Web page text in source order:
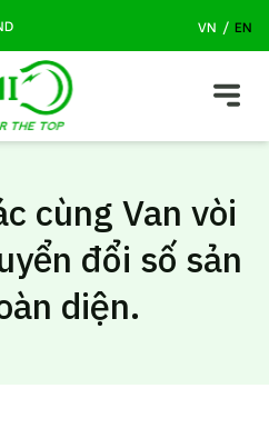
VN / EN
cùng Van vòi
đổi số sản
diện.